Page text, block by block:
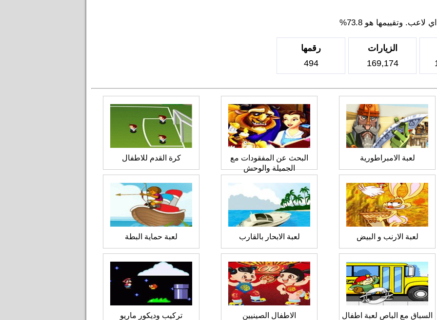
وتقييمها هو 73.8%
الزيارات
169,174
رقمها
494
لعبة الامبراطورية
البحث عن المفقودات مع
الجميلة والوحش
كرة القدم للاطفال
لعبة الارنب و البيض لعبة الابحار بالقارب لعبة حماية البطة
السباق مع الباص لعبة اطفال الاطفال الصينيين تركيب وديكور ماريو